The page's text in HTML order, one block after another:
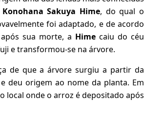
Konohana Sakuya Hime, do qual o
foi adaptado, e de acordo
sua morte, a Hime caiu do céu
e transformou-se na árvore.
de que a árvore surgiu a partir da
deu origem ao nome da planta. Em
local onde o arroz é depositado após